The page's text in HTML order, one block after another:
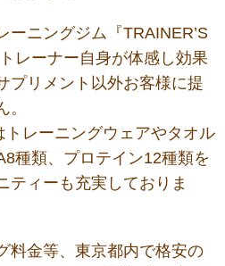
ニングジム『TRAINER’S
レーナー自身が体感し効果
プリメント以外お客様に提
トレーニングウェアやタオル
種類、プロテイン12種類を
ティーも充実しておりま
料金等、東京都内で格安の